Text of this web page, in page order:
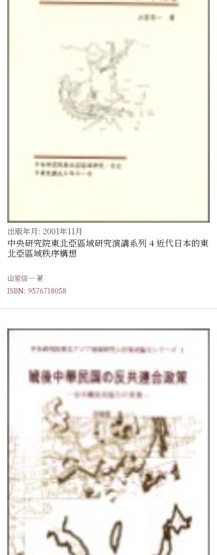
出版年月: 2001年11月
中央研究院東北亞區域研究演講系列 4 近代日本的東
北亞區域秩序構想
山室信一 著
ISBN: 9576718058